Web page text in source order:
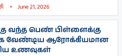
June 21, 2026
வந்த பெண் பிள்ளைக்கு
வேண்டிய ஆரோக்கியமான
உணவுகள்